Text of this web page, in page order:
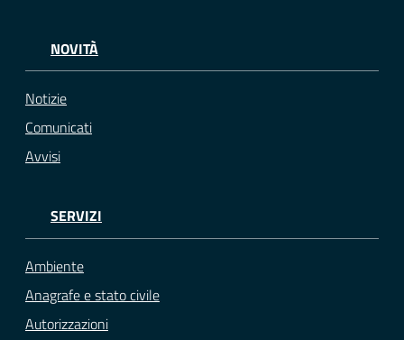
NOVITÀ
Notizie
Comunicati
Avvisi
SERVIZI
Ambiente
Anagrafe e stato civile
Autorizzazioni